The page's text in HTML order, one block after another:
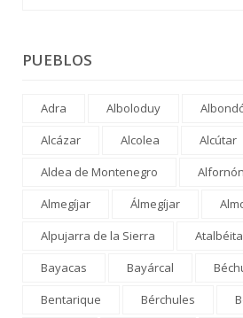
PUEBLOS
Adra Alboloduy
Alcázar
Alcolea
Alcútar
Aldea de Montenegro
Alfornón
Almegíjar
Álmegíjar
Alpujarra de la Sierra
Bayacas
Bayárcal
Bentarique
Bérchules